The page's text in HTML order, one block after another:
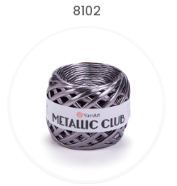
8102